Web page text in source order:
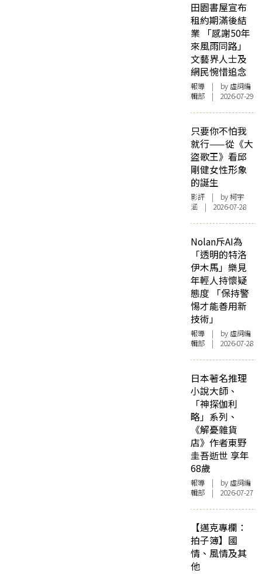
田園書屋宣布
租約期滿後結
業 「感謝50年
來風雨同路」
文藝界人士及
網民惋惜追念
報導 | by 虛詞編
輯部 | 2026-07-29
只要你不怕我
就行——從《大
盜歌王》看邱
剛健女性形象
的誕生
影評 | by 柯宇
涵 | 2026-07-28
Nolan斥AI為
「透明的特洛
伊木馬」樂見
年輕人持懷疑
態度 「保持警
惕才能善用新
技術」
報導 | by 虛詞編
輯部 | 2026-07-28
日本著名推理
小說大師、
「神探伽利
略」系列、
《解憂雜貨
店》作者東野
圭吾逝世 享年
68歲
報導 | by 虛詞編
輯部 | 2026-07-27
【邁克專欄：
拍子簿】國
情、風情及其
他